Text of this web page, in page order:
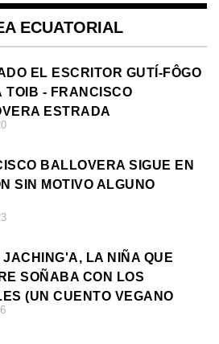
ECUATORIAL
EL ESCRITOR GUTÍ-FÔGO
TOIB - FRANCISCO
ESTRADA
BALLOVERA SIGUE EN
SIN MOTIVO ALGUNO
LA NIÑA QUE
SOÑABA CON LOS
(UN CUENTO VEGANO